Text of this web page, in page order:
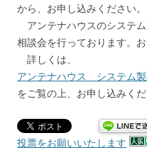
から、お申し込みください。
アンテナハウスのシステ
相談会を行っております。
詳しくは、
アンテナハウス システム
をご覧の上、お申し込みくだ
投票をお願いいたします